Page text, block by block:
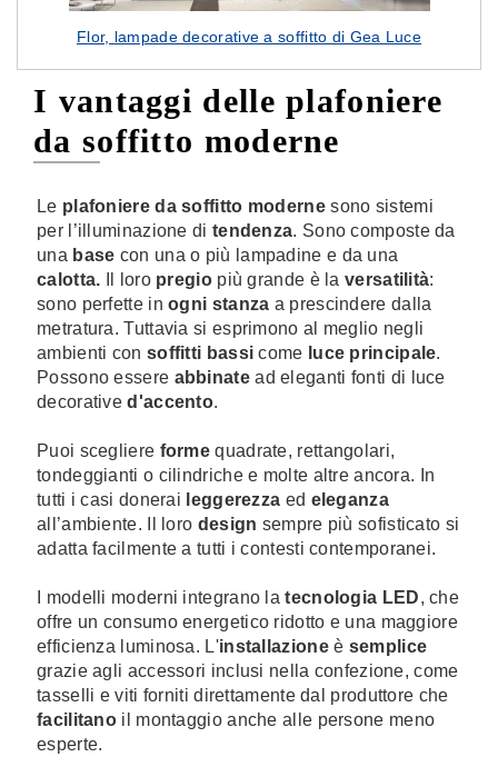
Flor, lampade decorative a soffitto di Gea Luce
I vantaggi delle plafoniere
da soffitto moderne
Le plafoniere da soffitto modernesono sistemi
per l’illuminazione di tendenza. Sono composte da
una base con una o più lampadine e da una
calotta. Il loro pregio più grande è laversatilità:
sono perfette inogni stanza a prescindere dalla
metratura. Tuttavia si esprimono al meglio negli
ambienti con soffitti bassi come luce principale.
Possono essere abbinatead eleganti fonti di
luce
decorative d'accento.
Puoi scegliere forme quadrate, rettangolari,
tondeggianti o cilindriche e molte altre ancora. In
tutti i casi donerai leggerezza ed eleganza
all’ambiente. Il loro design sempre più sofisticato si
adatta facilmente a tutti i contesti contemporanei.
I modelli moderni integrano latecnologia LED, che
offre un consumo energetico ridotto e una maggiore
efficienza luminosa. L'installazioneè semplice
grazie agli accessori inclusi nella confezione, come
tasselli e viti forniti direttamente dal produttore che
facilitano il montaggio anche alle persone meno
esperte.